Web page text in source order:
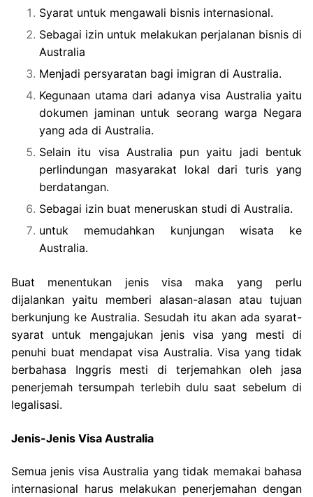
Syarat untuk mengawali bisnis internasional.
Sebagai izin untuk melakukan perjalanan bisnis di
Australia
Menjadi persyaratan bagi imigran di Australia.
Kegunaan utama dari adanya visa Australia yaitu
dokumen jaminan untuk seorang warga Negara
yang ada di Australia.
Selain itu visa Australia pun yaitu jadi bentuk
perlindungan masyarakat lokal dari turis yang
berdatangan.
Sebagai izin buat meneruskan studi di Australia.
untuk memudahkan kunjungan wisata ke
Australia.
Buat menentukan jenis visa maka yang perlu
dijalankan yaitu memberi alasan-alasan atau tujuan
berkunjung ke Australia. Sesudah itu akan ada syarat-
syarat untuk mengajukan jenis visa yang mesti di
penuhi buat mendapat visa Australia. Visa yang tidak
berbahasa Inggris mesti di terjemahkan oleh jasa
penerjemah tersumpah terlebih dulu saat sebelum di
legalisasi.
Jenis-Jenis Visa Australia
Semua jenis visa Australia yang tidak memakai bahasa
internasional harus melakukan penerjemahan dengan